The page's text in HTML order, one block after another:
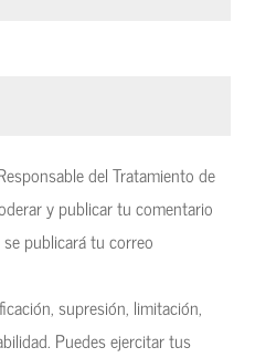
del Tratamiento de
y publicar tu comentario
publicará tu correo
supresión, limitación,
Puedes ejercitar tus